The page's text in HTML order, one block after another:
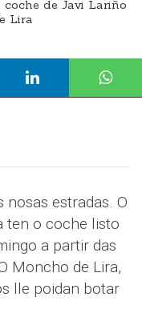
de Javi Lariño
Lira
estradas. O
ten o coche listo
a partir das
Moncho de Lira,
lle poidan botar